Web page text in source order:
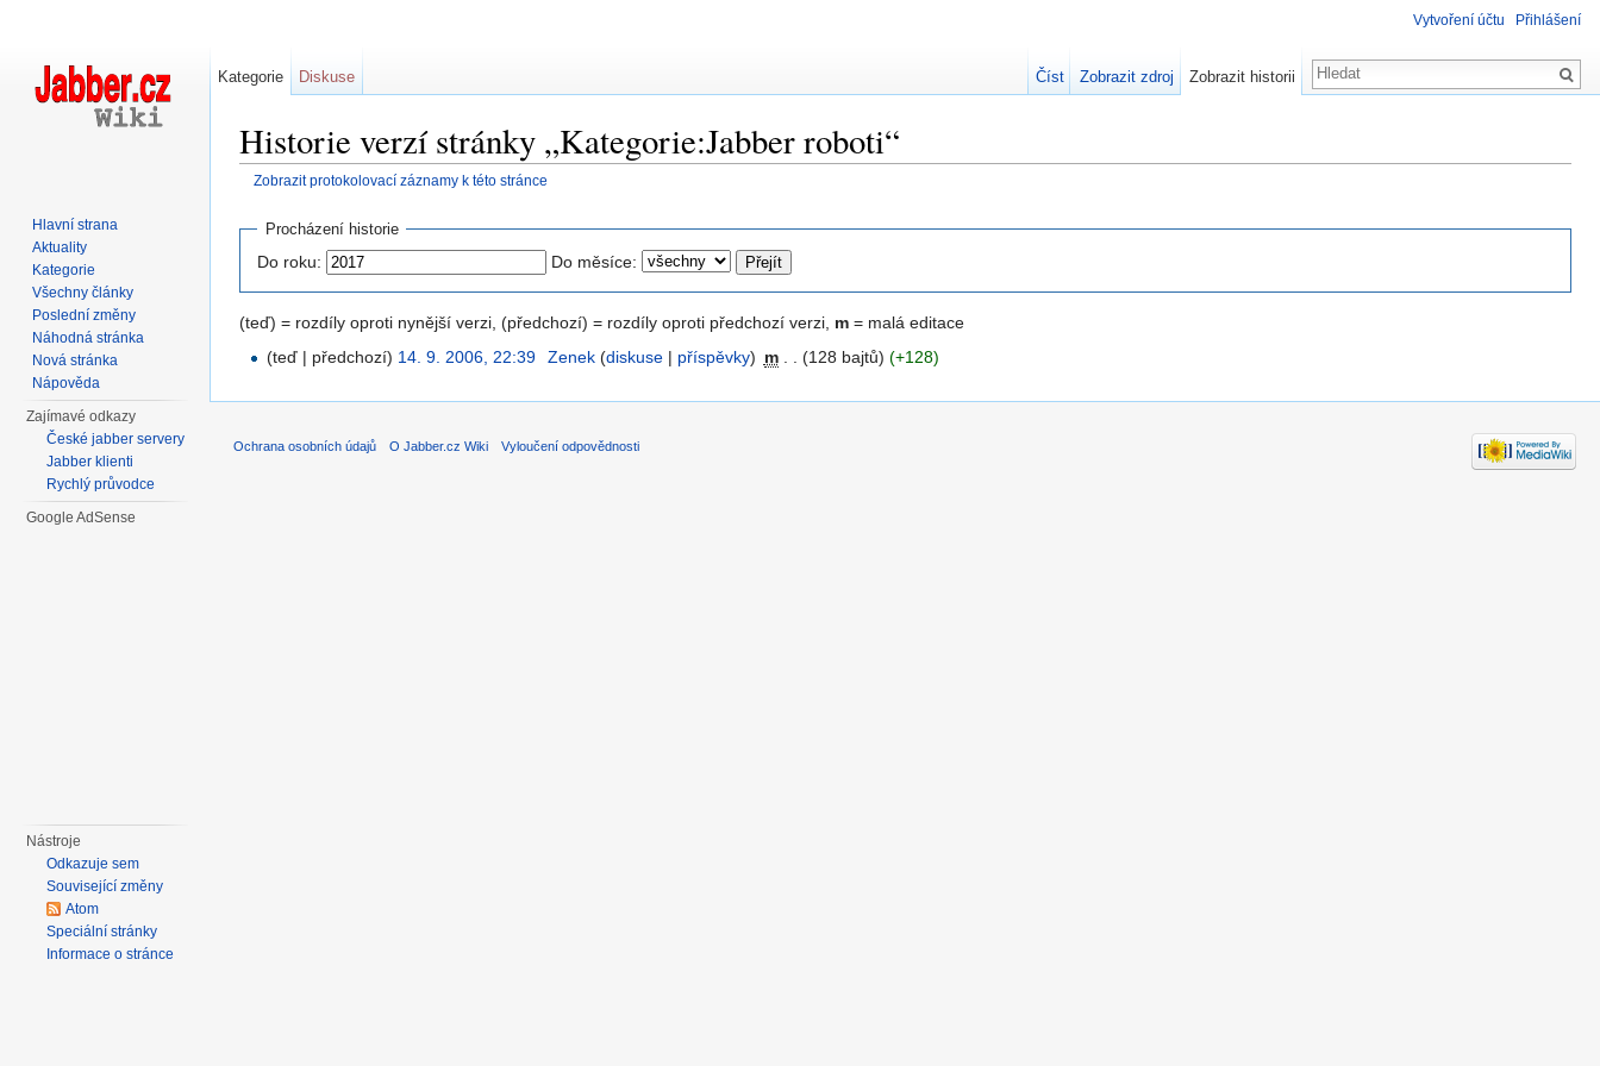
Historie verzí stránky „Kategorie:Jabber roboti“
Zobrazit protokolovací záznamy k této stránce
Procházení historie
Do roku: Do měsíce:
(teď) = rozdíly oproti nynější verzi, (předchozí) = rozdíly oproti předchozí verzi, m = malá editace
(teď | předchozí) 14. 9. 2006, 22:39 Zenek (diskuse| příspěvky) m (128 bajtů) (+128)
Vytvoření účtu Přihlášení
Kategorie Diskuse Číst Zobrazit zdroj Zobrazit historii
Hlavní strana
Aktuality
Kategorie
Všechny články
Poslední změny
Náhodná stránka
Nová stránka
Nápověda
Zajímavé odkazy
České jabber servery
Jabber klienti
Rychlý průvodce
Google AdSense
Nástroje
Odkazuje sem
Související změny
Atom
Speciální stránky
Informace o stránce
Ochrana osobních údajů O Jabber.cz Wiki Vyloučení odpovědnosti